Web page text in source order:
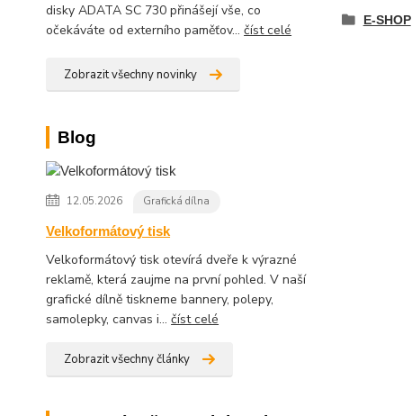
disky ADATA SC 730 přinášejí vše, co
očekáváte od externího paměťov...číst celé
Zobrazit všechny novinky
Blog
12.05.2026 Grafická dílna
Velkoformátový tisk
Velkoformátový tisk otevírá dveře k výrazné
reklamě, která zaujme na první pohled. V naší
grafické dílně tiskneme bannery, polepy,
samolepky, canvas i...číst celé
Zobrazit všechny články
E-SHOP